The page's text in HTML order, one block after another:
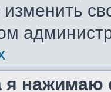
изменить
я нажимаю